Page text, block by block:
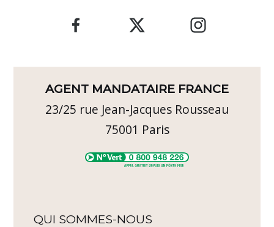
AGENT MANDATAIRE FRANCE
23/25 rue Jean-Jacques Rousseau
75001 Paris
QUI SOMMES-NOUS